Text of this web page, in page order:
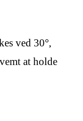
ved 30°,
at holde